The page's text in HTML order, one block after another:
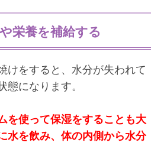
栄養を補給する
けをすると、水分が失われて
態になります。
を使って保湿をすることも大
水を飲み、体の内側から水分